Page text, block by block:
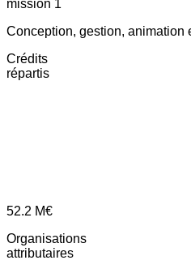
mission 1
Conception, gestion, animation
Crédits
répartis
52.2 M€
Organisations
attributaires